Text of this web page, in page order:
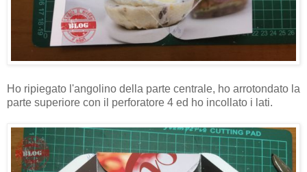
Ho ripiegato l'angolino della parte centrale, ho arrotondato la
parte superiore con il perforatore 4 ed ho incollato i lati.